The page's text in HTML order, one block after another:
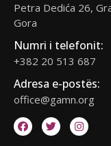
Petra Dedića 26,
Gora
Numri i telefonit:
+382 20 513 687
Adresa e-postës:
office@gamn.org